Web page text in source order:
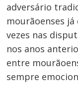
adversário
mourãoenses
vezes nas
nos anos
entre
sempre